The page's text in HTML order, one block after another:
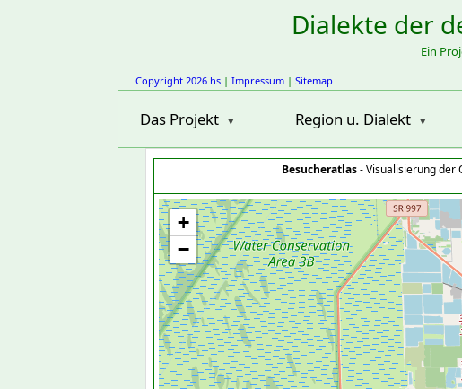
Dialekte der
Ein
Copyright 2026 hs | Impressum | Sitemap
Das Projekt Region u. Dialekt
Besucheratlas- Visualisierung der
+
−